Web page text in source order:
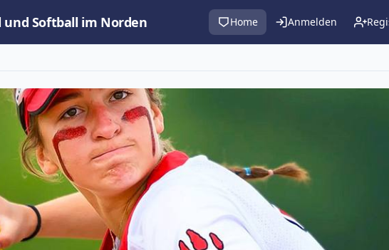
und Softball im Norden Home Anmelden